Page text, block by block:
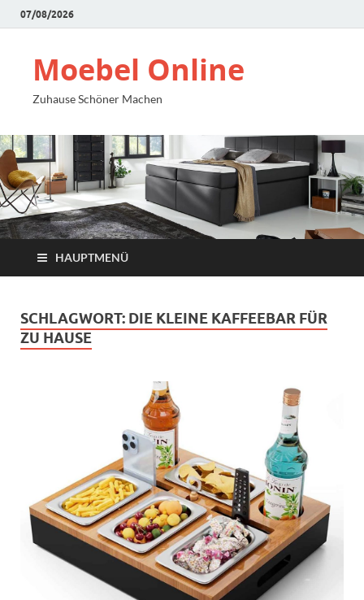
07/08/2026
Moebel Online
Zuhause Schöner Machen
HAUPTMENÜ
SCHLAGWORT: DIE KLEINE KAFFEEBAR FÜR
ZU HAUSE